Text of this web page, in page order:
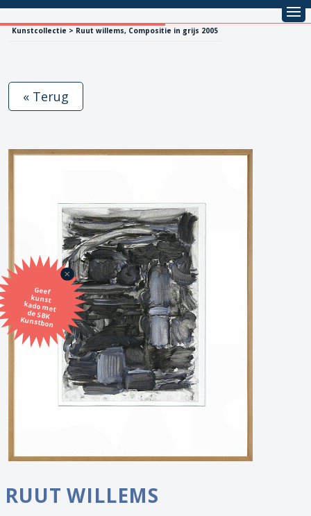
Kunstcollectie > Ruut willems, Compositie in grijs 2005
Geef
kunst
kado met
de SBK
Kunstbon
« Terug
RUUT WILLEMS